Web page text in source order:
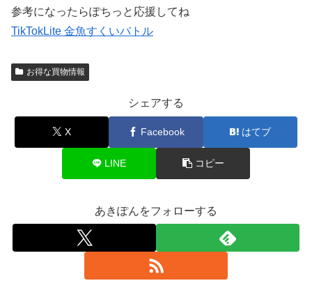
参考になったらぽちっと応援してね
TikTokLite 金魚すくいバトル
お得な買物情報
シェアする
X Facebook はてブ
LINE コピー
あきぽんをフォローする